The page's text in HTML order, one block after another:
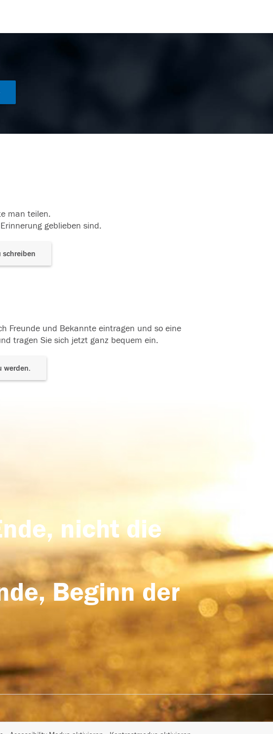
man teilen.
geblieben sind.
schreiben
Freunde und Bekannte eintragen und so eine
tragen Sie sich jetzt ganz bequem ein.
werden.
nicht die
Beginn der